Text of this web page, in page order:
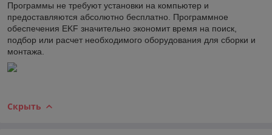
Программы не требуют установки на компьютер и
предоставляются абсолютно бесплатно. Программное
обеспечения EKF значительно экономит время на поиск,
подбор или расчет необходимого оборудования для сборки и
монтажа.
Скрыть